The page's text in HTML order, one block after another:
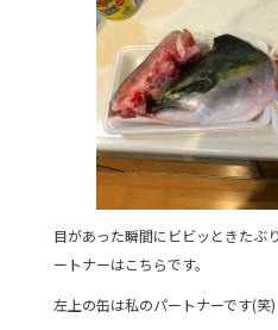
目があった瞬間にビビッときたぶ
ートナーはこちらです。
左上の缶は私のパートナーです(笑)